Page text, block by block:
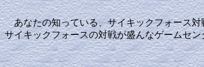
あなたの知っている、サイキックフォース対
サイキックフォースの対戦が盛んなゲームセ